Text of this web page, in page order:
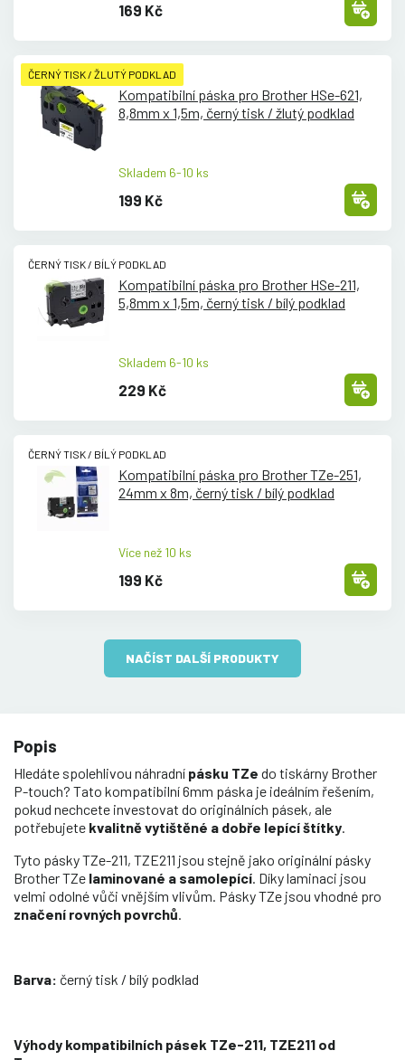
169 Kč
ČERNÝ TISK / ŽLUTÝ PODKLAD
Kompatibilní páska pro Brother HSe-621,
8,8mm x 1,5m, černý tisk / žlutý podklad
Skladem 6-10 ks
199 Kč
ČERNÝ TISK / BÍLÝ PODKLAD
Kompatibilní páska pro Brother HSe-211,
5,8mm x 1,5m, černý tisk / bílý podklad
Skladem 6-10 ks
229 Kč
ČERNÝ TISK / BÍLÝ PODKLAD
Kompatibilní páska pro Brother TZe-251,
24mm x 8m, černý tisk / bílý podklad
Více než 10 ks
199 Kč
NAČÍST DALŠÍ PRODUKTY
Popis
Hledáte spolehlivou náhradní pásku TZe do tiskárny Brother
P-touch? Tato kompatibilní 6mm páska je ideálním řešením,
pokud nechcete investovat do originálních pásek, ale
potřebujete kvalitně vytištěné a dobře lepící štítky
Tyto pásky TZe-211, TZE211 jsou stejně jako originální pásky
Brother TZe laminované a samolepící . Díky laminaci jsou
velmi odolné vůči vnějším vlivům. Pásky TZe jsou vhodné pro
značení rovných povrchů
Barva: černý tisk / bílý podklad
Výhody kompatibilních pásek TZe-211, TZE211 od